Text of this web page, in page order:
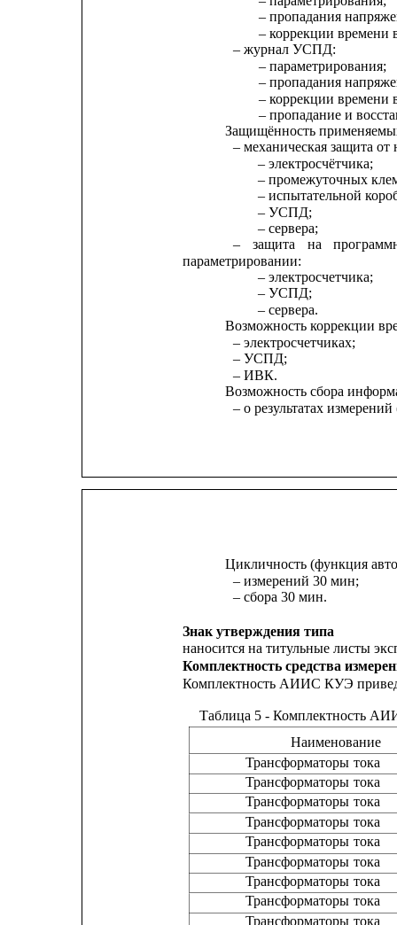
– пропадания
– коррекции времени
– журнал УСПД:
– параметрирования;
– пропадания
– коррекции
– пропадание и
Защищённость
– механическая защита
– электросчётчика;
– промежуточных
– испытательной
– УСПД;
– сервера;
–
защита на
параметрировании:
– электросчетчика;
– УСПД;
– сервера.
Возможность коррекции
– электросчетчиках;
– УСПД;
– ИВК.
Возможность сбора
– о результатах
Цикличность (функция
– измерений 30 мин;
– сбора 30 мин.
Знак утверждения типа
наносится на титульные листы
Комплектность средства
Комплектность АИИС КУЭ
Таблица 5 - Комплектность
Наименование
Трансформаторы тока
Трансформаторы тока
Трансформаторы тока
Трансформаторы тока
Трансформаторы тока
Трансформаторы тока
Трансформаторы тока
Трансформаторы тока
Трансформаторы тока